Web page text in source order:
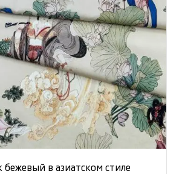
бежевый в азиатском стиле